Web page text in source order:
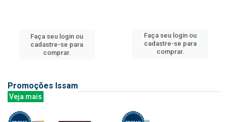
Faça seu login ou
cadastre-se para
comprar.
Faça seu login ou
cadastre-se para
comprar.
Promoções Issam
Veja mais